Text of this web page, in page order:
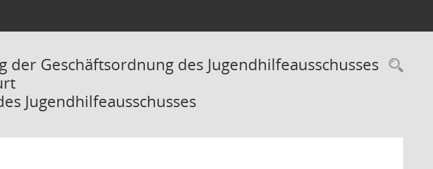
der Geschäftsordnung des Jugendhilfeausschusses
Jugendhilfeausschusses